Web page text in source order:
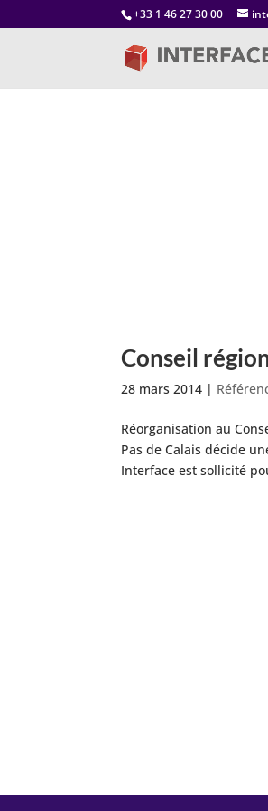
+33 1 46 27 30 00
Conseil
28 mars 2014 |
Réorganisation au
Pas de Calais décide
Interface est sollicité